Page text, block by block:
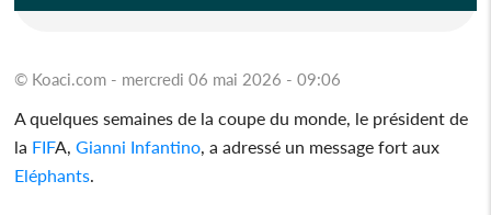
© Koaci.com - mercredi 06 mai 2026 - 09:06
A quelques semaines de la coupe du monde, le président de
la FIFA,Gianni Infantino , a adressé un message fort aux
Eléphants